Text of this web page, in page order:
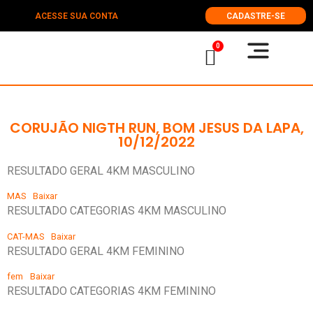
ACESSE SUA CONTA CADASTRE-SE
0
CORUJÃO NIGTH RUN, BOM JESUS DA LAPA,
10/12/2022
RESULTADO GERAL 4KM MASCULINO
MAS Baixar
RESULTADO CATEGORIAS 4KM MASCULINO
CAT-MAS Baixar
RESULTADO GERAL 4KM FEMININO
fem Baixar
RESULTADO CATEGORIAS 4KM FEMININO